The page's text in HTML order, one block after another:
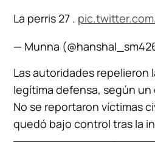
La perris 27 .
— Munna
Las autoridades repelieron
legítima defensa, según
No se reportaron víctimas
quedó bajo control tras la